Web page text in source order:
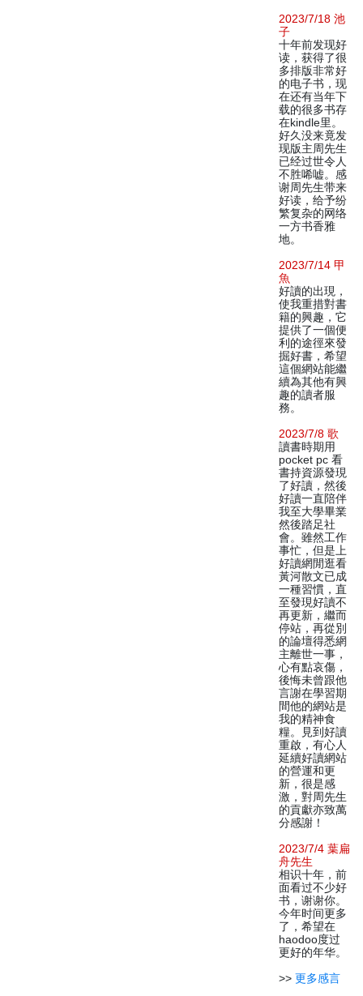
2023/7/18 池
子
十年前发现好
读，获得了很
多排版非常好
的电子书，现
在还有当年下
载的很多书存
在kindle里。
好久没来竟发
现版主周先生
已经过世令人
不胜唏嘘。感
谢周先生带来
好读，给予纷
繁复杂的网络
一方书香雅
地。
2023/7/14 甲
魚
好讀的出現，
使我重措對書
籍的興趣，它
提供了一個便
利的途徑來發
掘好書，希望
這個網站能繼
續為其他有興
趣的讀者服
務。
2023/7/8 歌
讀書時期用
pocket pc 看
書持資源發現
了好讀，然後
好讀一直陪伴
我至大學畢業
然後踏足社
會。雖然工作
事忙，但是上
好讀網閒逛看
黃河散文已成
一種習慣，直
至發現好讀不
再更新，繼而
停站，再從別
的論壇得悉網
主離世一事，
心有點哀傷，
後悔未曾跟他
言謝在學習期
間他的網站是
我的精神食
糧。見到好讀
重啟，有心人
延續好讀網站
的營運和更
新，很是感
激，對周先生
的貢獻亦致萬
分感謝！
2023/7/4 葉扁
舟先生
相识十年，前
面看过不少好
书，谢谢你。
今年时间更多
了，希望在
haodoo度过
更好的年华。
>> 更多感言